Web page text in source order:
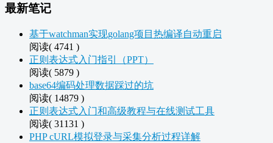
最新笔记
基于watchman实现golang项目热编译自动重启
阅读( 4741 )
正则表达式入门指引（PPT）
阅读( 5879 )
base64编码处理数据踩过的坑
阅读( 14879 )
正则表达式入门和高级教程与在线测试工具
阅读( 31131 )
PHP cURL模拟登录与采集分析过程详解